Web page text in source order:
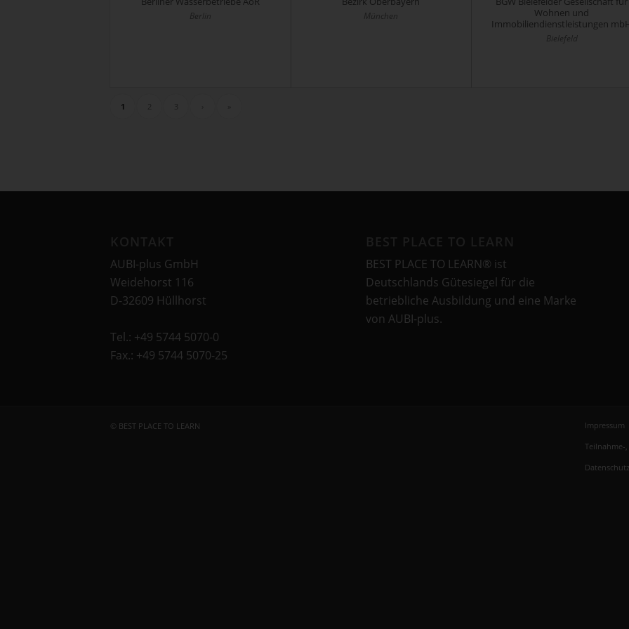
Berlin München
Wohnen und
Immobiliendienstleistungen
Bielefeld
1 3
AUBI-plus GmbH
Weidehorst 116
D-32609 Hüllhorst
Tel.: +49 5744 5070-0
Fax.: +49 5744 5070-25
BEST PLACE TO LEARN® ist
Deutschlands Gütesiegel für die
betriebliche Ausbildung und eine Marke
von AUBI-plus.
© BEST PLACE TO LEARN
Impressum
Teilnahme-